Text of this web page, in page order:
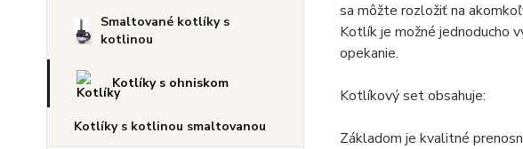
Smaltované kotlíky s
kotlinou
Kotlíky s ohniskom
Kotlíky s kotlinou smaltovanou
sa môžte rozložiť na
Kotlík je možné jednoducho
opekanie.
Kotlíkový set obsahuje:
Základom je kvalitné